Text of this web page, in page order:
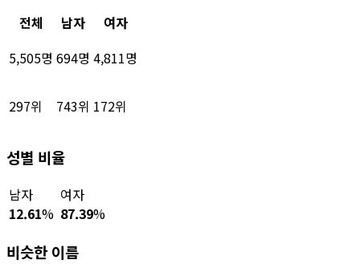
전체
남자
여자
5,505명 694명 4,811명
297위 743위 172위
성별 비율
남자
12.61%
여자
87.39%
비슷한 이름